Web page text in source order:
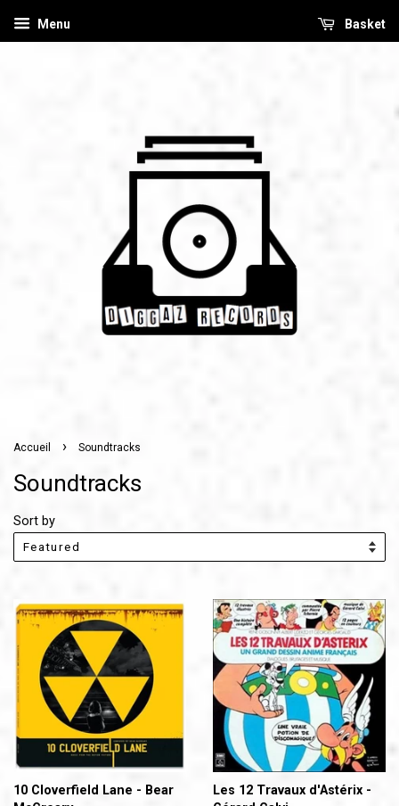
Menu Basket
Accueil › Soundtracks
Soundtracks
Sort by
10 Cloverfield Lane - Bear
Les 12 Travaux d'Astérix -